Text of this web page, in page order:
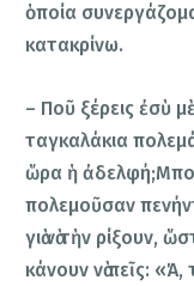
ὁποία
κατακρίνω.
– Ποῦ ξέρεις ἐσὺ
ταγκαλάκια
ὥρα ἡ
πολεμοῦσαν
γιὰ νὰ τὴν ρίξουν,
κάνουν νὰ πεῖς: «Ά,